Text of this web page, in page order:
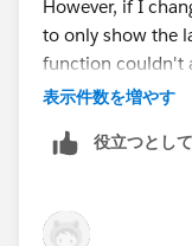
However, if I
to only show the
function couldn't
table.
is there a way to
Many thanks,
表示件数を増やす
役立つとし